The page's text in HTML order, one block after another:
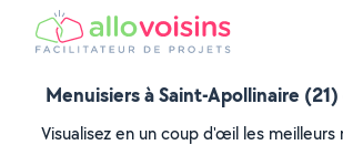
Menuisiers à Saint-Apollinaire
Visualisez en un coup d'œil les meilleurs